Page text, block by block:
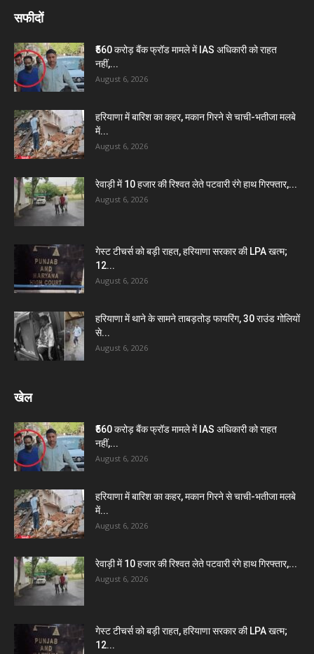
सफीदों
₹560 करोड़ बैंक फ्रॉड मामले में IAS अधिकारी को राहत
नहीं,...
August 6, 2026
हरियाणा में बारिश का कहर, मकान गिरने से चाची-भतीजा मलबे
में...
August 6, 2026
रेवाड़ी में 10 हजार की रिश्वत लेते पटवारी रंगे हाथ गिरफ्तार,...
August 6, 2026
गेस्ट टीचर्स को बड़ी राहत, हरियाणा सरकार की LPA खत्म;
12...
August 6, 2026
हरियाणा में थाने के सामने ताबड़तोड़ फायरिंग, 30 राउंड गोलियों
से...
August 6, 2026
खेल
₹560 करोड़ बैंक फ्रॉड मामले में IAS अधिकारी को राहत
नहीं,...
August 6, 2026
हरियाणा में बारिश का कहर, मकान गिरने से चाची-भतीजा मलबे
में...
August 6, 2026
रेवाड़ी में 10 हजार की रिश्वत लेते पटवारी रंगे हाथ गिरफ्तार,...
August 6, 2026
गेस्ट टीचर्स को बड़ी राहत, हरियाणा सरकार की LPA खत्म;
12...